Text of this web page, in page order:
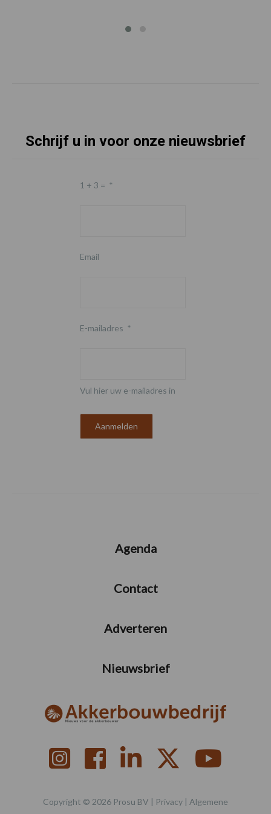
Schrijf u in voor onze nieuwsbrief
1 + 3 = *
Email
E-mailadres *
Vul hier uw e-mailadres in
Agenda
Contact
Adverteren
Nieuwsbrief
Copyright © 2026 Prosu BV | Privacy | Algemene